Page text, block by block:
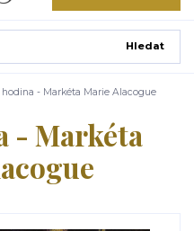
Hledat
hodina - Markéta Marie Alacogue
- Markéta